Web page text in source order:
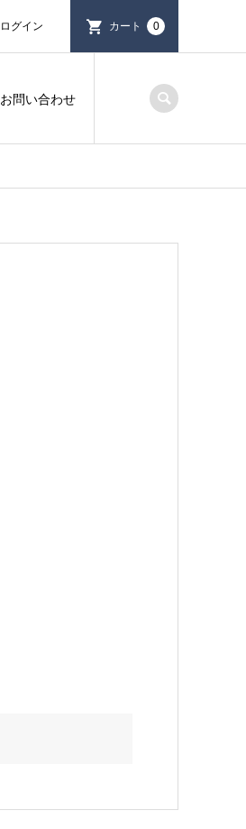
ログイン カート 0
お問い合わせ